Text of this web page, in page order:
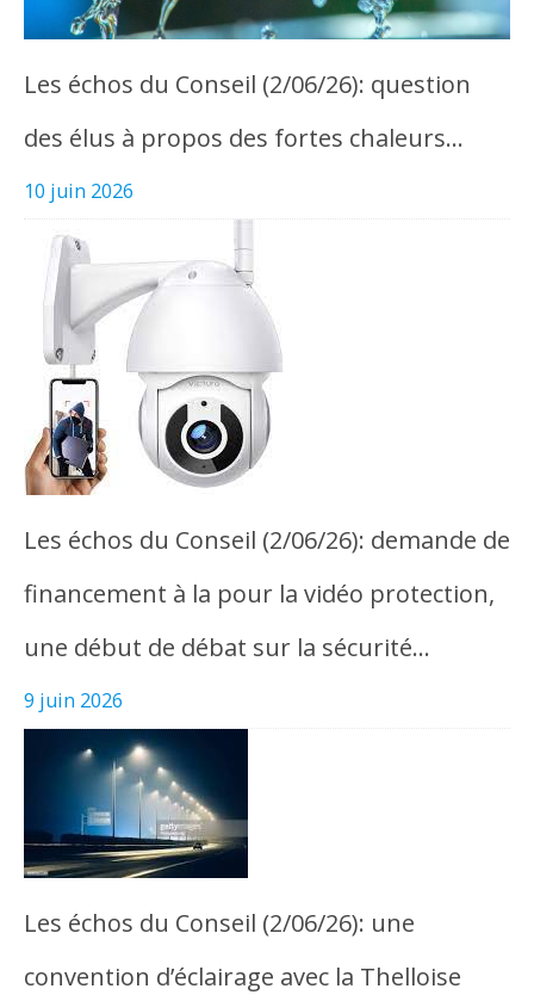
Les échos du Conseil (2/06/26): question
des élus à propos des fortes chaleurs…
10 juin 2026
Les échos du Conseil (2/06/26): demande de
financement à la pour la vidéo protection,
une début de débat sur la sécurité…
9 juin 2026
Les échos du Conseil (2/06/26): une
convention d’éclairage avec la Thelloise